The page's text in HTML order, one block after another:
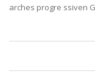
arches progre ssiven